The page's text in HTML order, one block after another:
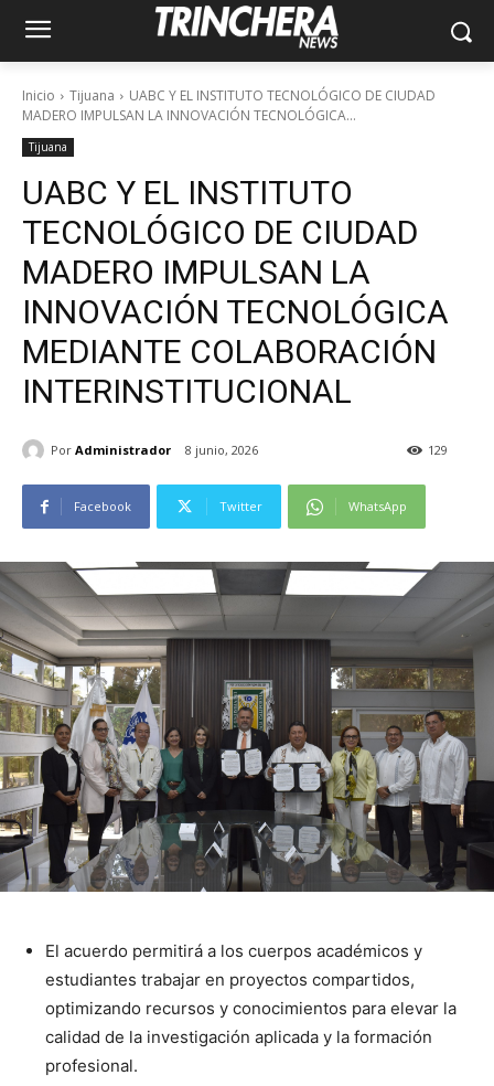
Inicio Tijuana
UABC Y EL INSTITUTO TECNOLÓGICO DE CIUDAD
MADERO IMPULSAN LA INNOVACIÓN TECNOLÓGICA...
Tijuana
UABC Y EL INSTITUTO
TECNOLÓGICO DE CIUDAD
MADERO IMPULSAN LA
INNOVACIÓN TECNOLÓGICA
MEDIANTE COLABORACIÓN
INTERINSTITUCIONAL
Por Administrador 8 junio, 2026 129
Facebook Twitter WhatsApp
El acuerdo permitirá a los cuerpos académicos y
estudiantes trabajar en proyectos compartidos,
optimizando recursos y conocimientos para elevar la
calidad de la investigación aplicada y la formación
profesional.